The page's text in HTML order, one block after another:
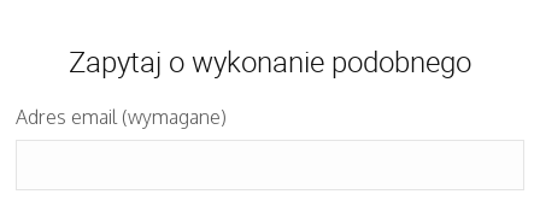
Zapytaj o wykonanie podobnego
Adres email (wymagane)